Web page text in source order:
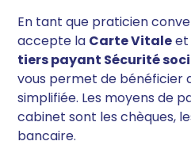
En tant que praticien
accepte la Carte Vitaleet
tiers payant Sécurité
vous permet de bénéficier
simplifiée. Les moyens de
cabinet sont les chèques,
bancaire.